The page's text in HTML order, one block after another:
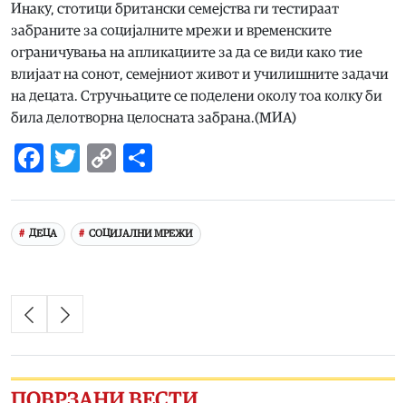
Инаку, стотици британски семејства ги тестираат
забраните за социјалните мрежи и временските
ограничувања на апликациите за да се види како тие
влијаат на сонот, семејниот живот и училишните задачи
на децата. Стручњаците се поделени околу тоа колку би
била делотворна целосната забрана.(МИА)
Facebook
Twitter
Copy
ДЕЦА СОЦИЈАЛНИ МРЕЖИ